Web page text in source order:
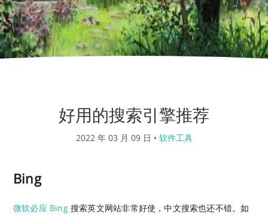
好用的搜索引擎推荐
2022 年 03 月 09 日 • 软件工具
Bing
微软必应 Bing搜索英文网站非常好使，中文搜索也还不错。如